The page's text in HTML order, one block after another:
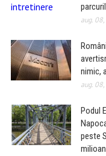
aug.
nimic,
aug.
Podul
peste